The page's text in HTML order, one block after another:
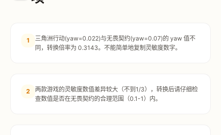
1
三角洲行动(yaw=0.022)与无畏契约(yaw=0.07)的 yaw 值不
同，转换倍率为 0.3143。不能简单地复制灵敏度数字。
2
两款游戏的灵敏度数值差异较大（不到1/3），转换后请仔细检
查数值是否在无畏契约的合理范围（0.1-1）内。